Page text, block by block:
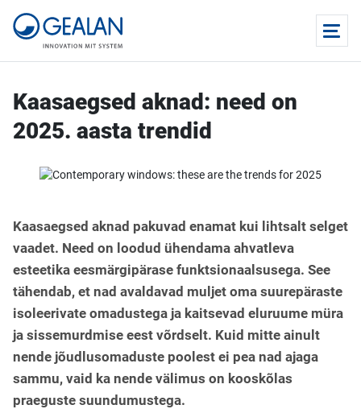
Kaasaegsed aknad: need on
2025. aasta trendid
Kaasaegsed aknad pakuvad enamat kui lihtsalt selget
vaadet. Need on loodud ühendama ahvatleva
esteetika eesmärgipärase funktsionaalsusega. See
tähendab, et nad avaldavad muljet oma suurepäraste
isoleerivate omadustega ja kaitsevad eluruume müra
ja sissemurdmise eest võrdselt. Kuid mitte ainult
nende jõudlusomaduste poolest ei pea nad ajaga
sammu, vaid ka nende välimus on kooskõlas
praeguste suundumustega.